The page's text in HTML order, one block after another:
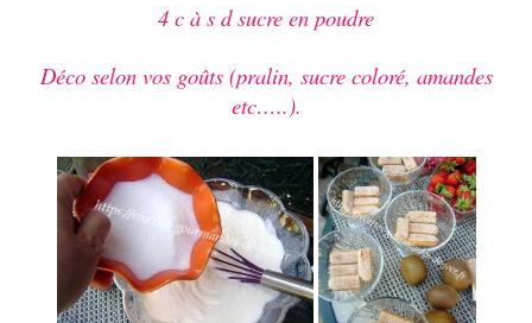
4 c à s d sucre en poudre
Déco selon vos goûts (pralin, sucre coloré, amandes
etc…..).